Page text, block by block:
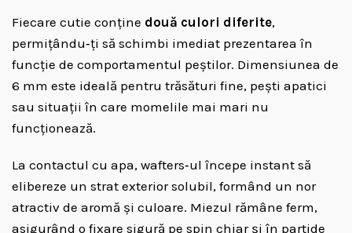
Fiecare cutie conține două culori diferite,
permițându‑ți să schimbi imediat prezentarea în
funcție de comportamentul peștilor. Dimensiunea de
6 mm este ideală pentru trăsături fine, pești apatici
sau situații în care momelile mai mari nu
funcționează.
La contactul cu apa, wafters‑ul începe instant să
elibereze un strat exterior solubil, formând un nor
atractiv de aromă și culoare. Miezul rămâne ferm,
asigurând o fixare sigură pe spin chiar și în partide